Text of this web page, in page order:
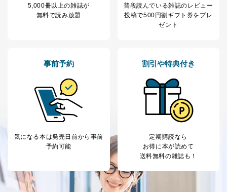
5,000冊以上の雑誌が
無料で読み放題
普段読んでいる雑誌のレビュー
投稿で500円割ギフト券をプレ
ゼント
事前予約
気になる本は発売日前から事前
予約可能
割引や特典付き
定期購読なら
お得に本が読めて
送料無料の雑誌も！